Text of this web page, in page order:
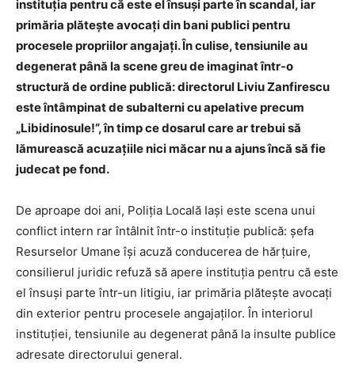
instituția pentru că este el însuși parte în scandal, iar
primăria plătește avocați din bani publici pentru
procesele propriilor angajați. În culise, tensiunile au
degenerat până la scene greu de imaginat într-o
structură de ordine publică: directorul Liviu Zanfirescu
este întâmpinat de subalterni cu apelative precum
„Libidinosule!”, în timp ce dosarul care ar trebui să
lămurească acuzațiile nici măcar nu a ajuns încă să fie
judecat pe fond.
De aproape doi ani, Poliția Locală Iași este scena unui
conflict intern rar întâlnit într-o instituție publică: șefa
Resurselor Umane își acuză conducerea de hărțuire,
consilierul juridic refuză să apere instituția pentru că este
el însuși parte într-un litigiu, iar primăria plătește avocați
din exterior pentru procesele angajaților. În interiorul
instituției, tensiunile au degenerat până la insulte publice
adresate directorului general.